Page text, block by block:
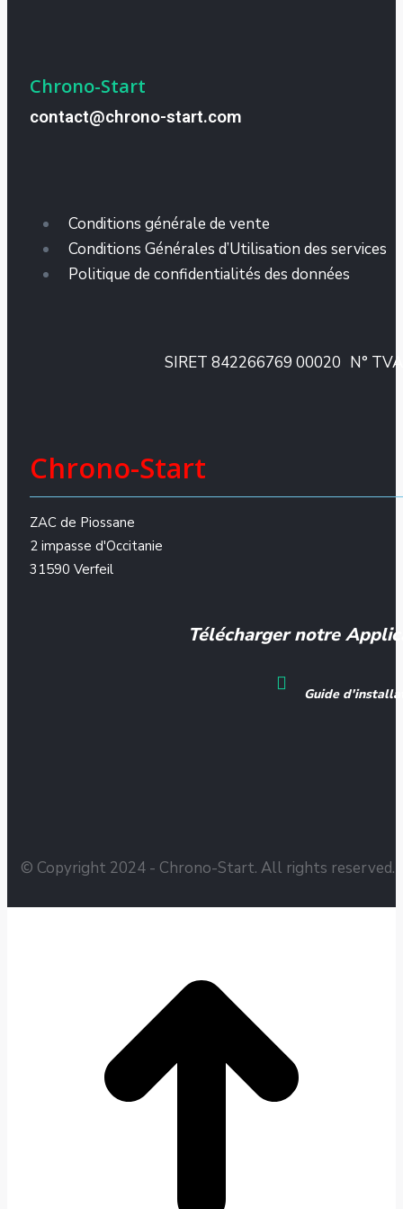
Chrono-Start
contact@chrono-start.com
Conditions générale de vente
Conditions Générales d’Utilisation des services
Politique de confidentialités des données
SIRET 842266769 00020 N°
Chrono-Start
ZAC de Piossane
2 impasse d'Occitanie
31590 Verfeil
Télécharger notre
Guide
© Copyright 2024 - Chrono-Start. All rights reserved.